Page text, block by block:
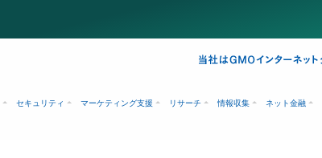
セキュリティ マーケティング支援 リサーチ 情報収集 ネット金融